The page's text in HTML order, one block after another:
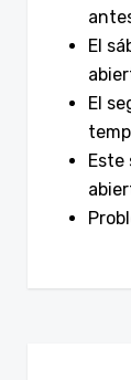
El
El
Este